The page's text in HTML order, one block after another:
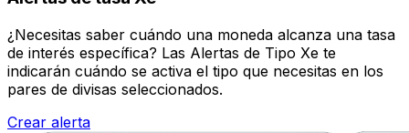
¿Necesitas saber cuándo una moneda alcanza una tasa
de interés específica? Las Alertas de Tipo Xe te
indicarán cuándo se activa el tipo que necesitas en los
pares de divisas seleccionados.
Crear alerta